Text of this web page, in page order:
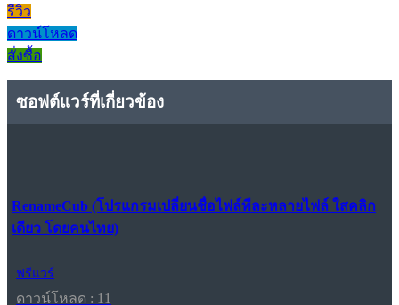
รีวิว
ดาวน์โหลด
สั่งซื้อ
ซอฟต์แวร์ที่เกี่ยวข้อง
RenameCub (โปรแกรมเปลี่ยนชื่อไฟล์ทีละหลายไฟล์ ใสคลิก
เดียว โดยคนไทย)
ฟรีแวร์
ดาวน์โหลด : 11